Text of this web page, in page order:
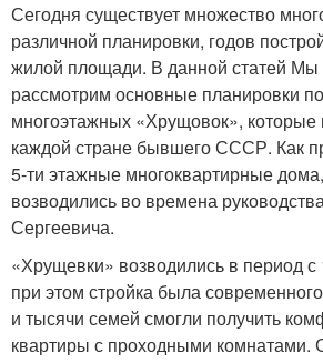
Сегодня существует множество
различной планировки, годов
жилой площади. В данной статей Мы
рассмотрим основные планировки
многоэтажных «Хрущовок», которые
каждой стране бывшего СССР. Как
5-ти этажные многоквартирные
возводились во времена
Сергеевича.
«Хрущевки» возводились в период с
при этом стройка была
и тысячи семей смогли получить
квартиры с проходными комнатами.